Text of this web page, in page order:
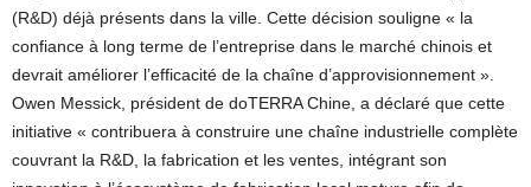
(R&D) déjà présents dans la ville. Cette décision souligne « la
confiance à long terme de l’entreprise dans le marché chinois et
devrait améliorer l’efficacité de la chaîne d’approvisionnement ».
Owen Messick, président de doTERRA Chine, a déclaré que cette
initiative « contribuera à construire une chaîne industrielle complète
couvrant la R&D, la fabrication et les ventes, intégrant son